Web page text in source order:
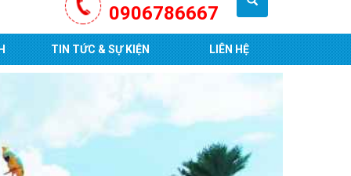
0906786667
TIN TỨC & SỰ KIỆN LIÊN HỆ